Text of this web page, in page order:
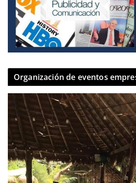
Organización de eventos